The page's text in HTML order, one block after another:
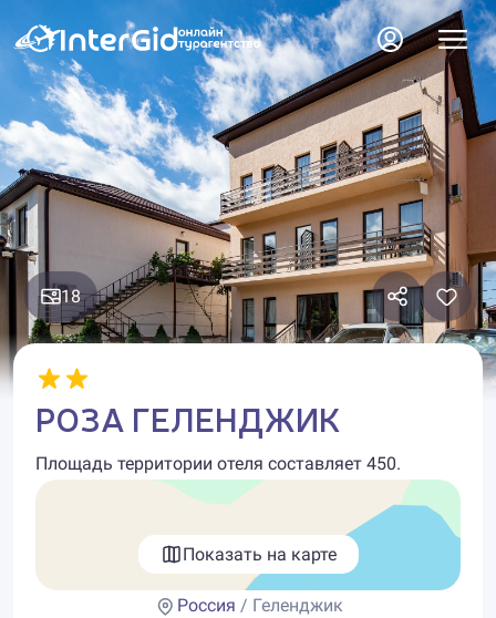
18
РОЗА ГЕЛЕНДЖИК
Площадь территории отеля составляет 450.
Показать на карте
Россия / Геленджик